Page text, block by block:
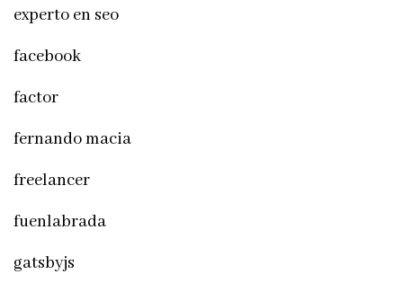
experto en seo
facebook
factor
fernando macia
freelancer
fuenlabrada
gatsbyjs